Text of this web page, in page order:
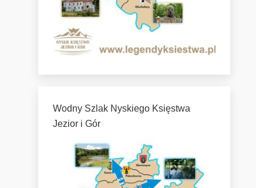
Wodny Szlak Nyskiego Księstwa
Jezior i Gór